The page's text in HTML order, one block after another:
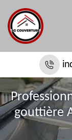
gouttière